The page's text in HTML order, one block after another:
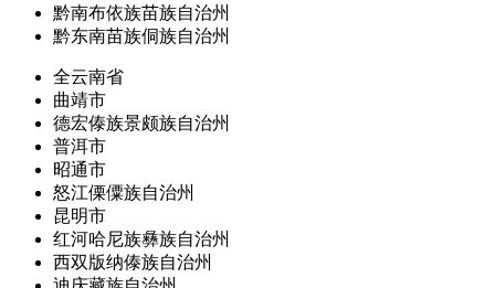
黔南布依族苗族自治州
黔东南苗族侗族自治州
全云南省
曲靖市
德宏傣族景颇族自治州
普洱市
昭通市
怒江傈僳族自治州
昆明市
红河哈尼族彝族自治州
西双版纳傣族自治州